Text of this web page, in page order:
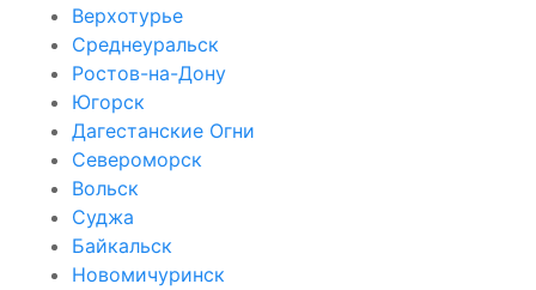
Верхотурье
Среднеуральск
Ростов-на-Дону
Югорск
Дагестанские Огни
Североморск
Вольск
Суджа
Байкальск
Новомичуринск